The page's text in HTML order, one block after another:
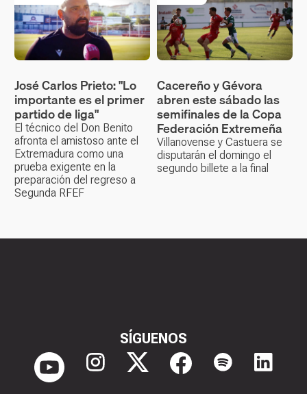
José Carlos Prieto: "Lo
importante es el primer
partido de liga"
El técnico del Don Benito
afronta el amistoso ante el
Extremadura como una
prueba exigente en la
preparación del regreso a
Segunda RFEF
Cacereño y Gévora
abren este sábado las
semifinales de la Copa
Federación Extremeña
Villanovense y Castuera se
disputarán el domingo el
segundo billete a la final
SÍGUENOS